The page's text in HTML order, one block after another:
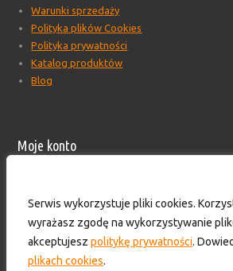
Serwis wykorzystuje pliki cookies.
wyrażasz zgodę na wykorzystywanie
akceptujesz politykę prywatności.
plikach cookies.
Warunki sprzedaży
Polityka plików Cookies
Polityka prywatności
Katalog produktów
Blog
Moje konto
Formularz wyceny produktów
Skontaktuj się z nami!